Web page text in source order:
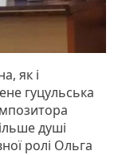
як і
гуцульська
душі
ролі Ольга